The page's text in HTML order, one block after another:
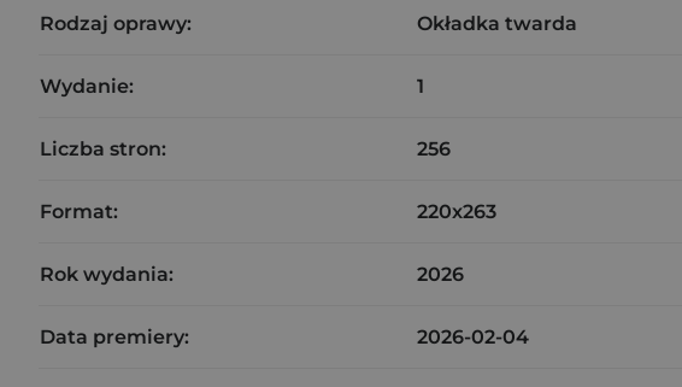
Rodzaj oprawy: Okładka twarda
Wydanie: 1
Liczba stron: 256
Format: 220x263
Rok wydania: 2026
Data premiery: 2026-02-04